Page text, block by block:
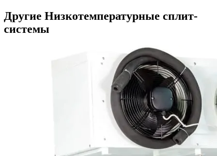
Другие Низкотемпературные сплит-
системы